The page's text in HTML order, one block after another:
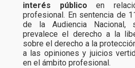
interés público en
profesional. En sentencia de
de la Audiencia Nacional,
prevalece el derecho a la
sobre el derecho a la
a las opiniones y juicios
en el ámbito profesional.